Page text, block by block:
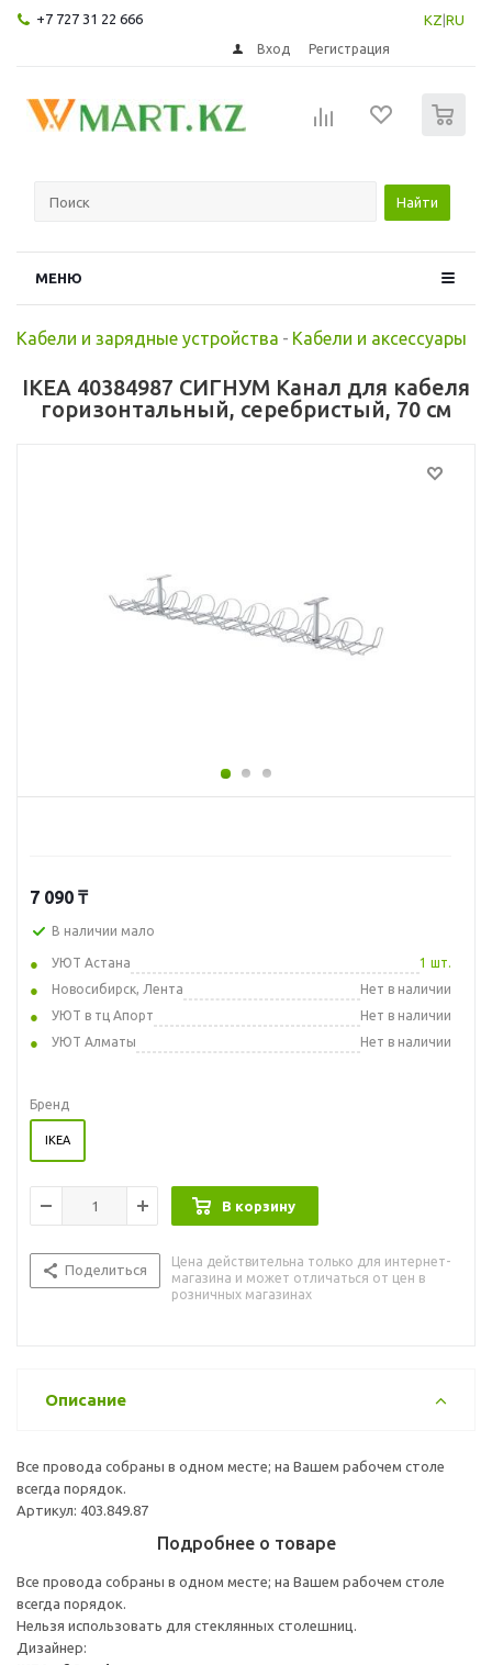
+7 727 31 22 666 KZ RU
Вход Регистрация
Найти
МЕНЮ
Кабели и зарядные устройства - Кабели и аксессуары
IKEA 40384987 СИГНУМ Канал для кабеля
горизонтальный, серебристый, 70 см
7 090 ₸
В наличии мало
УЮТ Астана
1 шт.
Новосибирск, Лента
Нет в наличии
УЮТ в тц Апорт
Нет в наличии
УЮТ Алматы
Нет в наличии
Бренд
IKEA
В корзину
Поделиться
Цена действительна только для интернет-
магазина и может отличаться от цен в
розничных магазинах
Описание
Все провода собраны в одном месте; на Вашем рабочем столе
всегда порядок.
Артикул: 403.849.87
Подробнее о товаре
Все провода собраны в одном месте; на Вашем рабочем столе
всегда порядок.
Нельзя использовать для стеклянных столешниц.
Дизайнер: